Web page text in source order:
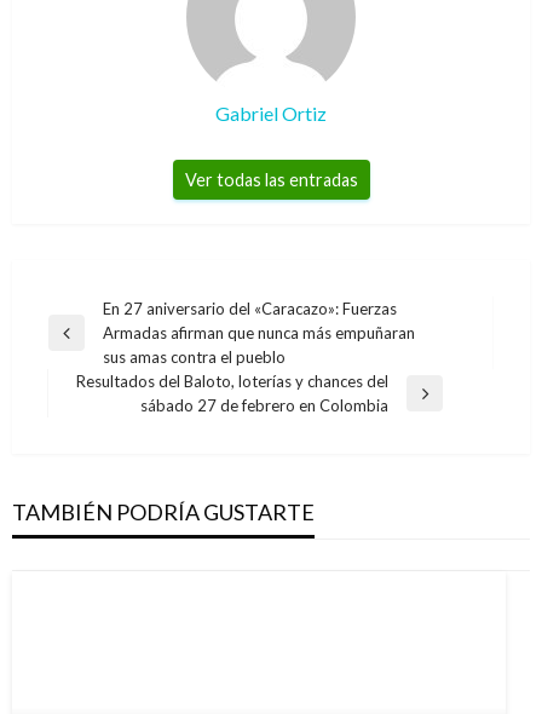
Gabriel Ortiz
Ver todas las entradas
Navegación
de
entradas
Entrada
En 27 aniversario del «Caracazo»: Fuerzas
Armadas afirman que nunca más empuñaran
sus amas contra el pueblo
Resultados del Baloto, loterías y chances del
sábado 27 de febrero en Colombia
TAMBIÉN PODRÍA GUSTARTE